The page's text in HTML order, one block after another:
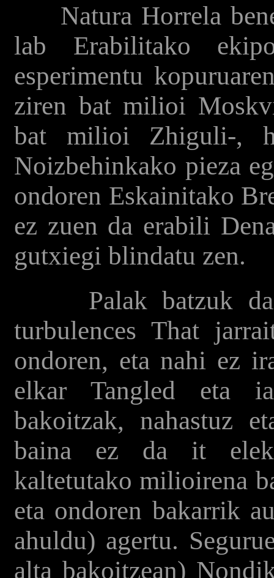
Natura Horrela
lab Erabilitako
esperimentu
ziren bat milioi
bat milioi Zhiguli-,
Noizbehinkako pieza
ondoren Eskainitako
ez zuen da erabili
gutxiegi blindatu zen.
Palak batzuk
turbulences That
ondoren, eta nahi ez
elkar Tangled eta
bakoitzak, nahastuz
baina ez da it
kaltetutako milioirena
eta ondoren bakarrik
ahuldu) agertu.
alta bakoitzean)